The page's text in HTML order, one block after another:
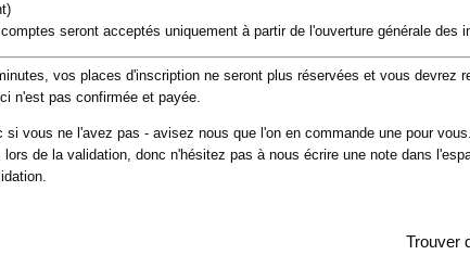
seront acceptés uniquement à partir de l'ouverture générale des
vos places d'inscription ne seront plus réservées et vous devrez
n'est pas confirmée et payée.
vous ne l'avez pas - avisez nous que l'on en commande une pour vous.
de la validation, donc n'hésitez pas à nous écrire une note dans
Trouver